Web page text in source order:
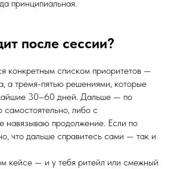
принципиальная.
после сессии?
конкретным списком приоритетов —
а тремя-пятью решениями, которые
30–60 дней. Дальше — по
самостоятельно, либо с
навязываю продолжение. Если по
что дальше справитесь сами — так и
кейсе — и у тебя ритейл или смежный